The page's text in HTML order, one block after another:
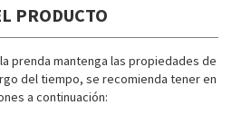
PRODUCTO
prenda mantenga las propiedades de
del tiempo, se recomienda tener en
a continuación: